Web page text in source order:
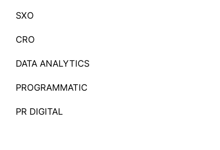
SXO
CRO
DATA ANALYTICS
PROGRAMMATIC
PR DIGITAL